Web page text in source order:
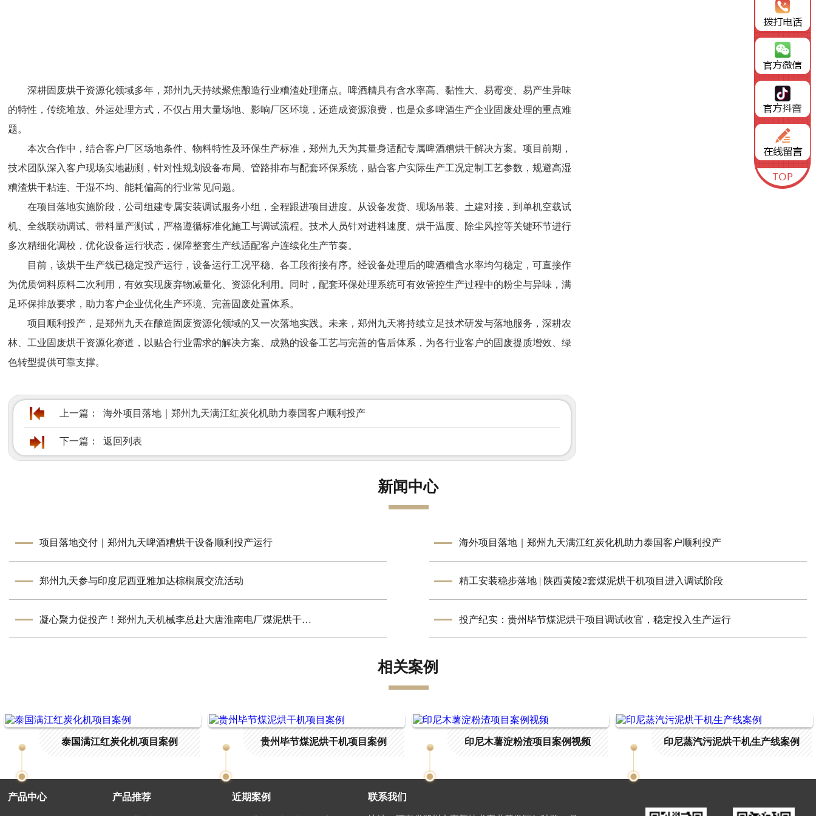
深耕固废烘干资源化领域多年，郑州九天持续聚焦酿造行业糟渣处理痛点。啤酒糟具有含水率高、黏性大、易霉变、易产生异味
的特性，传统堆放、外运处理方式，不仅占用大量场地、影响厂区环境，还造成资源浪费，也是众多啤酒生产企业固废处理的重点难
题。
本次合作中，结合客户厂区场地条件、物料特性及环保生产标准，郑州九天为其量身适配专属啤酒糟烘干解决方案。项目前期，
技术团队深入客户现场实地勘测，针对性规划设备布局、管路排布与配套环保系统，贴合客户实际生产工况定制工艺参数，规避高湿
糟渣烘干粘连、干湿不均、能耗偏高的行业常见问题。
在项目落地实施阶段，公司组建专属安装调试服务小组，全程跟进项目进度。从设备发货、现场吊装、土建对接，到单机空载试
机、全线联动调试、带料量产测试，严格遵循标准化施工与调试流程。技术人员针对进料速度、烘干温度、除尘风控等关键环节进行
多次精细化调校，优化设备运行状态，保障整套生产线适配客户连续化生产节奏。
目前，该烘干生产线已稳定投产运行，设备运行工况平稳、各工段衔接有序。经设备处理后的啤酒糟含水率均匀稳定，可直接作
为优质饲料原料二次利用，有效实现废弃物减量化、资源化利用。同时，配套环保处理系统可有效管控生产过程中的粉尘与异味，满
足环保排放要求，助力客户企业优化生产环境、完善固废处置体系。
项目顺利投产，是郑州九天在酿造固废资源化领域的又一次落地实践。未来，郑州九天将持续立足技术研发与落地服务，深耕农
林、工业固废烘干资源化赛道，以贴合行业需求的解决方案、成熟的设备工艺与完善的售后体系，为各行业客户的固废提质增效、绿
色转型提供可靠支撑。
上一篇： 海外项目落地｜郑州九天满江红炭化机助力泰国客户顺利投产
下一篇： 返回列表
新闻中心
项目落地交付｜郑州九天啤酒糟烘干设备顺利投产运行 海外项目落地｜郑州九天满江红炭化机助力泰国客户顺利投产
郑州九天参与印度尼西亚雅加达棕榈展交流活动 精工安装稳步落地 | 陕西黄陵2套煤泥烘干机项目进入调试阶段
凝心聚力促投产！郑州九天机械李总赴大唐淮南电厂煤泥烘干项目现场考察 投产纪实：贵州毕节煤泥烘干项目调试收官，稳定投入生产运行
相关案例
泰国满江红炭化机项目案例 贵州毕节煤泥烘干机项目案例 印尼木薯淀粉渣项目案例视频 印尼蒸汽污泥烘干机生产线案例
产品中心 产品推荐 近期案例 联系我们